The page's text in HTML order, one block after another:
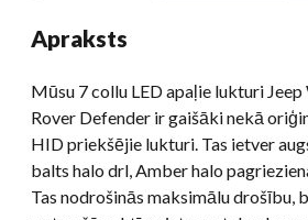
Apraksts
Mūsu 7 collu LED apaļie lukturi Jeep
Rover Defender ir gaišāki nekā
HID priekšējie lukturi. Tas ietver
balts halo drl, Amber halo
Tas nodrošinās maksimālu drošību,